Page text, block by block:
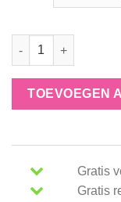
Angels jeans Liz
TOEVOEGEN
Gratis
Gratis